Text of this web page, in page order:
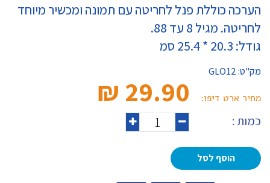
הערכה כוללת פנל לחריטה עם תמונה ומכשיר מיוחד
לחריטה. מגיל 8 עד 88.
גודל: 20.3 * 25.4 סמ
מק"ט:GLO12
מחיר ארט דיפו: 29.90 ₪‎
כמות :
הוסף לסל